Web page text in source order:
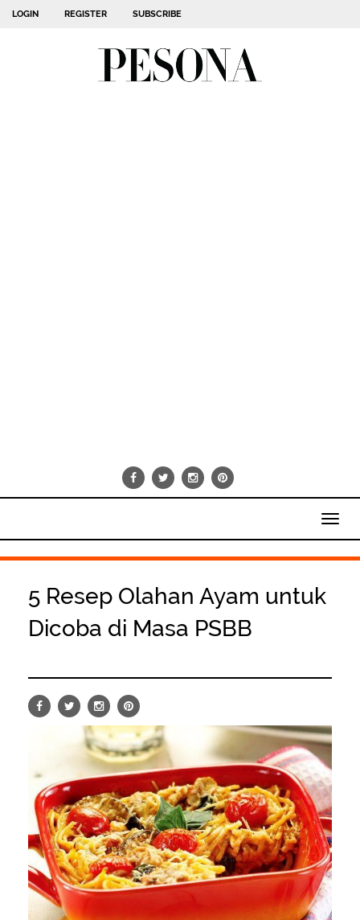
LOGIN REGISTER SUBSCRIBE
5 Resep Olahan Ayam untuk
Dicoba di Masa PSBB